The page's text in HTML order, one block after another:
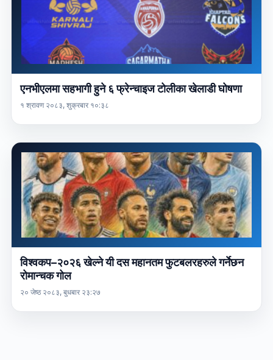
एनभीएलमा सहभागी हुने ६ फ्रेन्चाइज टोलीका खेलाडी घोषणा
१ श्रावण २०८३, शुक्रबार १०:३८
विश्वकप–२०२६ खेल्ने यी दस महानतम फुटबलरहरुले गर्नेछन
रोमान्चक गोल
२० जेष्ठ २०८३, बुधबार २३:२७